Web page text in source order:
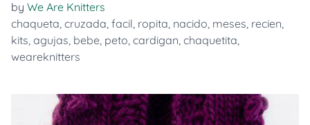
by We Are Knitters
chaqueta, cruzada, facil, ropita, nacido, meses, recien,
kits, agujas, bebe, peto, cardigan, chaquetita,
weareknitters